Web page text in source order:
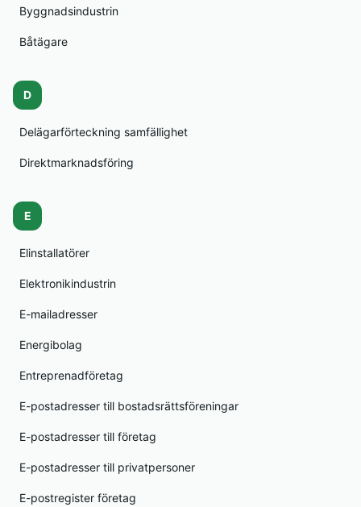
Byggnadsindustrin
Båtägare
D
Delägarförteckning samfällighet
Direktmarknadsföring
E
Elinstallatörer
Elektronikindustrin
E-mailadresser
Energibolag
Entreprenadföretag
E-postadresser till bostadsrättsföreningar
E-postadresser till företag
E-postadresser till privatpersoner
E-postregister företag